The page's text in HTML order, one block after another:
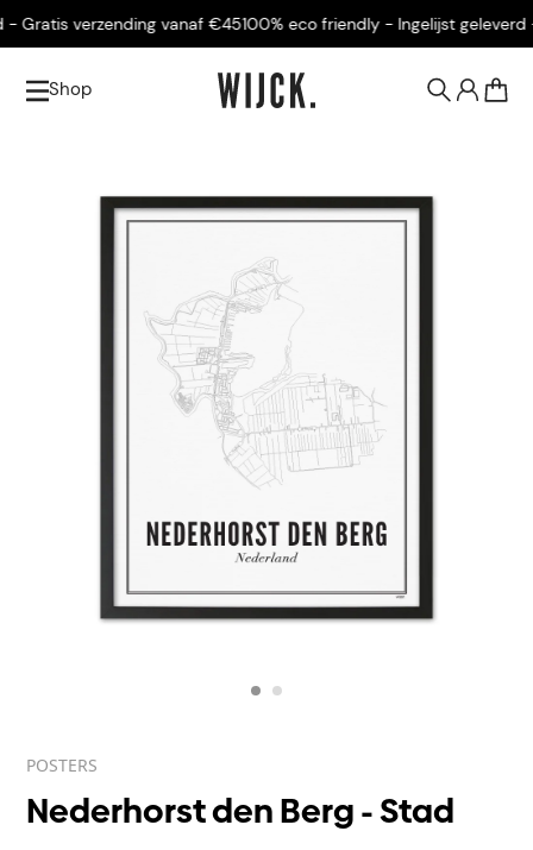
verzending vanaf €45100% eco friendly - Ingelijst geleverd -
Shop
POSTERS
Nederhorst den Berg - Stad